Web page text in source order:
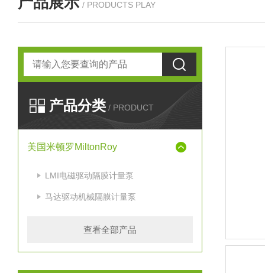
/ PRODUCTS PLAY
产品分类 / PRODUCT
美国米顿罗MiltonRoy
LMI电磁驱动隔膜计量泵
马达驱动机械隔膜计量泵
查看全部产品